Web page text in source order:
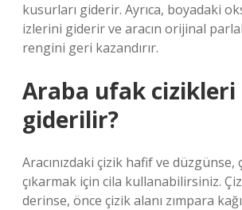
kusurları giderir. Ayrıca, boyadaki
izlerini giderir ve aracın orijinal
rengini geri kazandırır.
Araba ufak cizikleri
giderilir?
Aracınızdaki çizik hafif ve düzgünse,
çıkarmak için cila kullanabilirsiniz.
derinse, önce çizik alanı zımpara